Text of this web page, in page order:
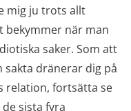
mig ju trots allt
bekymmer när man
saker. Som att
sakta dränerar dig på
relation, fortsätta se
sista fyra